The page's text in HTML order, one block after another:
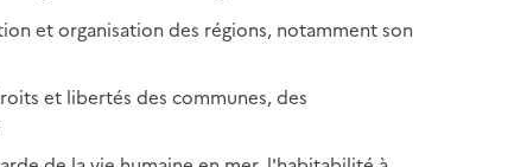
et organisation des régions, notamment son
et libertés des communes, des